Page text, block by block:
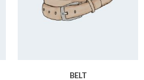
BELT